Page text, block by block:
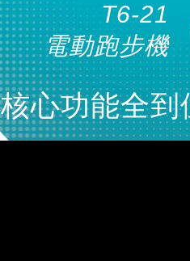
T6-21
電動跑步機
核心功能全